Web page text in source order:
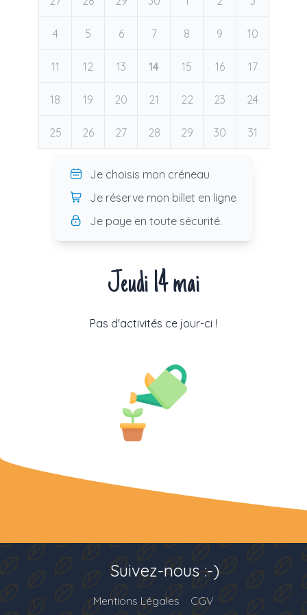
4 5 6 7 8 9 10
11 12 13 14 15 16 17
18 19 20 21 22 23 24
25 26 27 28 29 30 31
Je choisis mon créneau
Je réserve mon billet en ligne
Je paye en toute sécurité.
Jeudi 14 mai
Pas d'activités ce jour-ci !
Mentions Légales CGV
Suivez-nous :-)